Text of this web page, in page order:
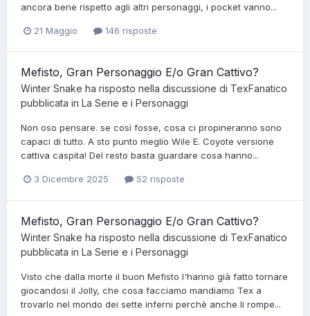
ancora bene rispetto agli altri personaggi, i pocket vanno...
21 Maggio 146 risposte
Mefisto, Gran Personaggio E/o Gran Cattivo?
Winter Snake ha risposto nella discussione di TexFanatico
pubblicata in La Serie e i Personaggi
Non oso pensare. se così fosse, cosa ci propineranno sono
capaci di tutto. A sto punto meglio Wile E. Coyote versione
cattiva caspita! Del resto basta guardare cosa hanno...
3 Dicembre 2025 52 risposte
Mefisto, Gran Personaggio E/o Gran Cattivo?
Winter Snake ha risposto nella discussione di TexFanatico
pubblicata in La Serie e i Personaggi
Visto che dalla morte il buon Mefisto l'hanno già fatto tornare
giocandosi il Jolly, che cosa facciamo mandiamo Tex a
trovarlo nel mondo dei sette inferni perchè anche li rompe...